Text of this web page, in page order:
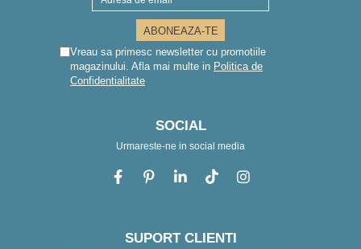
Vreau sa primesc newsletter cu promotiile
magazinului. Afla mai multe in Politica de
Confidentialitate
SOCIAL
Urmareste-ne in social media
SUPORT CLIENTI